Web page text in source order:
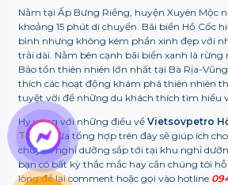
Nằm tại Ấp Bưng Riềng, huyện Xuyên Mộc
khoảng 15 phút di chuyển. Bãi biển Hồ Cốc
bình nhưng không kém phần xinh đẹp với
trải dài. Nằm bên cạnh bãi biển xanh là rừng
Bảo tồn thiên nhiên lớn nhất tại Bà Rịa-
thích các hoạt động khám phá thiên nhiên
tuyệt vời để những du khách thích tìm hiểu
Hy vọng với những điều về Vietsovpetro
Travelvừa tổng hợp trên đây sẽ giúp ích
chuyến nghỉ dưỡng sắp tới tại khu nghỉ
bạn có bất kỳ thắc mắc hay cần chúng tôi
lòng để lại comment hoặc gọi vào hotline